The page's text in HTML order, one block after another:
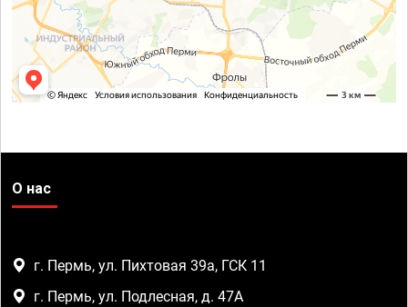
О нас
г. Пермь, ул. Пихтовая 39а, ГСК 11
г. Пермь, ул. Подлесная, д. 47А